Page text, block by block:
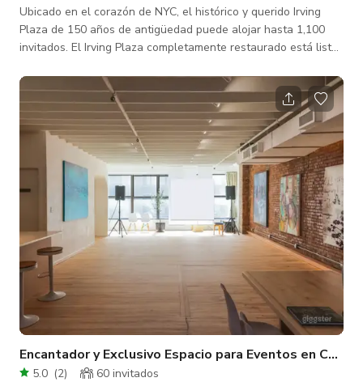
Ubicado en el corazón de NYC, el histórico y querido Irving
Plaza de 150 años de antigüedad puede alojar hasta 1,100
invitados. El Irving Plaza completamente restaurado está listo
Reimaginando la experiencia general de eventos en vivo en
todo el lugar mientras se mantiene el encanto del siglo XIX
del recinto. Irving Plaza cuenta con un salón VIP de lujo con
bar privado, palcos en el nivel del balcón que ofrecen vistas
sin obstáculos de
Encantador y Exclusivo Espacio para Eventos en
5.0 (2)
60 invitados